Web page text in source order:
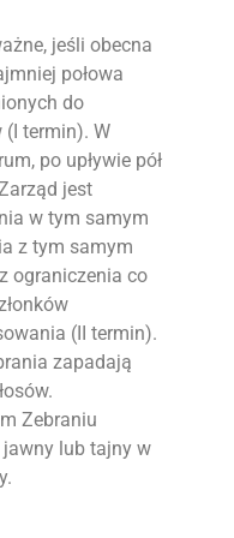
jeśli obecna
połowa
do
(I termin). W
po upływie pół
jest
w tym samym
z tym samym
ograniczenia co
(II termin).
zapadają
Zebraniu
lub tajny w